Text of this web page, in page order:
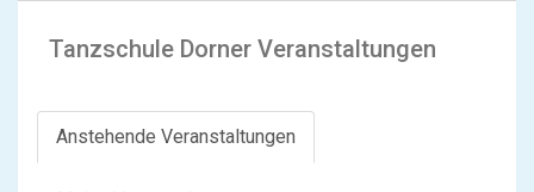
Tanzschule Dorner Veranstaltungen
Anstehende Veranstaltungen